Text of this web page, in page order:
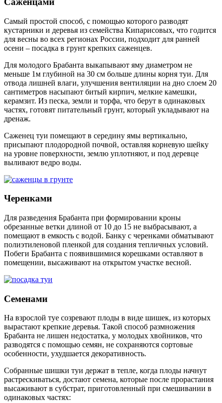
Самый простой способ, с помощью которого разводят
кустарники и деревья из семейства Кипарисовых, что годится
для весны во всех регионах России, подходит для ранней
осени – посадка в грунт крепких саженцев.
Для молодого Брабанта выкапывают яму диаметром не
меньше 1м глубиной на 30 см больше длины корня туи. Для
отвода лишней влаги, улучшения вентиляции на дно слоем 20
сантиметров насыпают битый кирпич, мелкие камешки,
керамзит. Из песка, земли и торфа, что берут в одинаковых
частях, готовят питательный грунт, который укладывают на
дренаж.
Саженец туи помещают в середину ямы вертикально,
присыпают плодородной почвой, оставляя корневую шейку
на уровне поверхности, землю уплотняют, и под деревце
выливают ведро воды.
Черенками
Для разведения Брабанта при формировании кроны
обрезанные ветки длиной от 10 до 15 не выбрасывают, а
помещают в емкость с водой. Банку с черенками обматывают
полиэтиленовой пленкой для создания тепличных условий.
Побеги Брабанта с появившимися корешками оставляют в
помещении, высаживают на открытом участке весной.
Семенами
На взрослой туе созревают плоды в виде шишек, из которых
вырастают крепкие деревья. Такой способ размножения
Брабанта не лишен недостатка, у молодых хвойников, что
разводятся с помощью семян, не сохраняются сортовые
особенности, ухудшается декоративность.
Собранные шишки туи держат в тепле, когда плоды начнут
растрескиваться, достают семена, которые после прорастания
высаживают в субстрат, приготовленный при смешивании в
одинаковых частях: